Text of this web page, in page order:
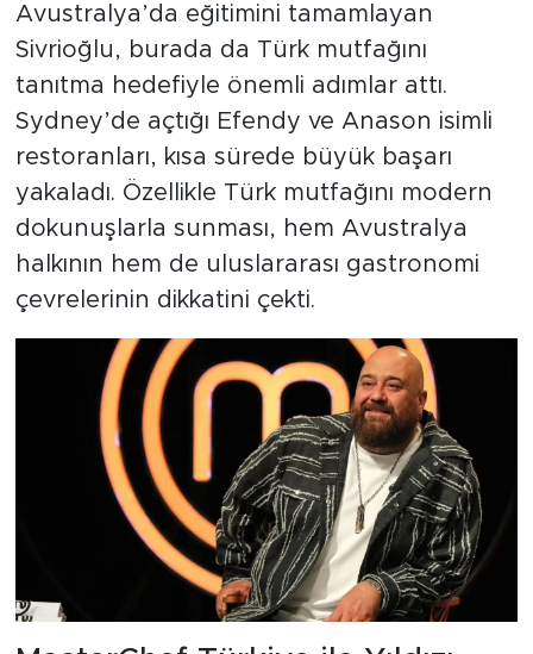
Avustralya’da eğitimini tamamlayan
Sivrioğlu, burada da Türk mutfağını
tanıtma hedefiyle önemli adımlar attı.
Sydney’de açtığı Efendy ve Anason isimli
restoranları, kısa sürede büyük başarı
yakaladı. Özellikle Türk mutfağını modern
dokunuşlarla sunması, hem Avustralya
halkının hem de uluslararası gastronomi
çevrelerinin dikkatini çekti.